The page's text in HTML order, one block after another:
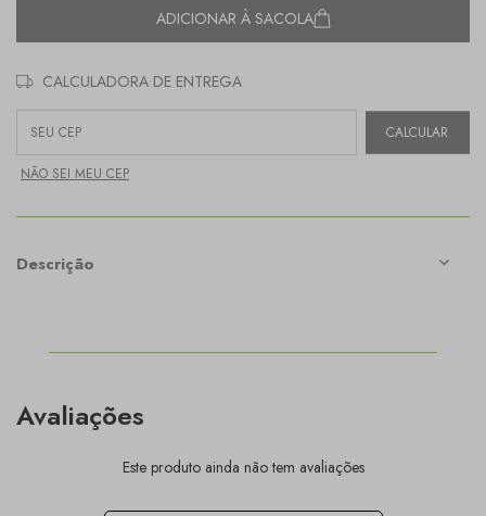
ADICIONAR À SACOLA
CALCULADORA DE ENTREGA
Entregas para o CEP:
CALCULAR
NÃO SEI MEU CEP
Descrição
Avaliações
Este produto ainda não tem avaliações